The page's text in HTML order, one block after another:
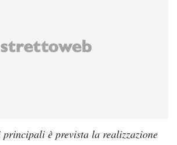
è prevista la realizzazione